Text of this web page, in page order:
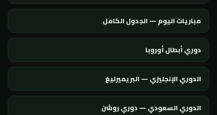
مباريات اليوم — الجدول الكامل
دوري أبطال أوروبا
الدوري الإنجليزي — البريميرليغ
الدوري السعودي — دوري روشن